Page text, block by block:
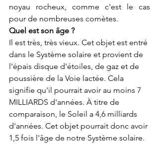
noyau rocheux, comme c'est le cas
pour de nombreuses comètes.
Quel est son âge ?
Il est très, très vieux. Cet objet est entré
dans le Système solaire et provient de
l'épais disque d'étoiles, de gaz et de
poussière de la Voie lactée. Cela
signifie qu'il pourrait avoir au moins 7
MILLIARDS d'années. À titre de
comparaison, le Soleil a 4,6 milliards
d'années. Cet objet pourrait donc avoir
1,5 fois l'âge de notre Système solaire.